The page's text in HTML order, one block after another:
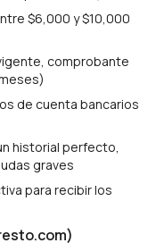
$6,000 y $10,000
comprobante
de cuenta bancarios
historial perfecto,
graves
para recibir los